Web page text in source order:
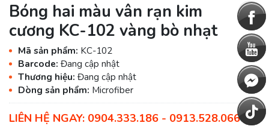
Bóng hai màu vân rạn kim
cương KC-102 vàng bò nhạt
Mã sản phẩm: KC-102
Barcode: Đang cập nhật
Thương hiệu: Đang cập nhật
Dòng sản phẩm: Microfiber
LIÊN HỆ NGAY: 0904.333.186 - 0913.528.066